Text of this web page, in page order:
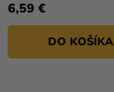
6,59 €
DO KOŠÍKA